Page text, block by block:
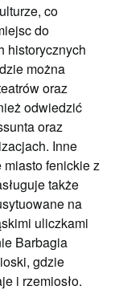
co
do
historycznych
można
oraz
odwiedzić
oraz
Inne
fenickie z
także
na
uliczkami
Barbagia
gdzie
i rzemiosło.